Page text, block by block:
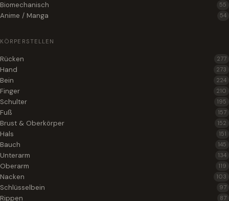
Biomechanisch 55
Anime / Manga 54
KÖRPERSTELLEN
Rücken 277
Hand 273
Bein 224
Finger 210
Schulter 195
Fuß 157
Brust & Oberkörper 152
Hals 151
Bauch 145
Unterarm 134
Oberarm 119
Nacken 103
Schlüsselbein 97
Rippen 87